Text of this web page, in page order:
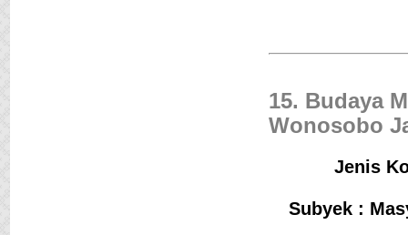
15. Budaya
Wonosobo
Jenis
Subyek :